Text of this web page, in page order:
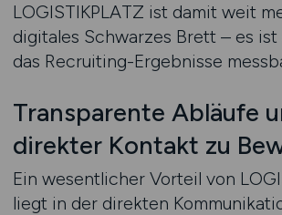
LOGISTIKPLATZ ist damit weit
digitales Schwarzes Brett – es
das Recruiting-Ergebnisse
Transparente Abläufe
direkter Kontakt zu
Ein wesentlicher Vorteil von
liegt in der direkten